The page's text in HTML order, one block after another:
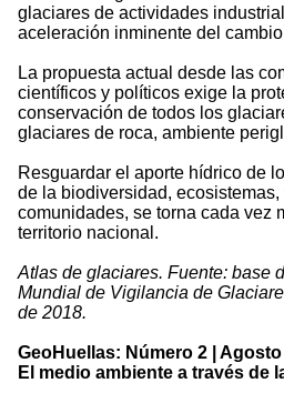
glaciares de actividades
aceleración inminente del
La propuesta actual desde las
científicos y políticos exige la
conservación de todos los
glaciares de roca, ambiente
Resguardar el aporte hídrico de
de la biodiversidad,
comunidades, se torna cada vez
territorio nacional.
Atlas de glaciares. Fuente: base
Mundial de Vigilancia de
de 2018.
GeoHuellas: Número 2 | Agosto
El medio ambiente a través de